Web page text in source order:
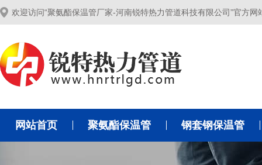
欢迎访问“聚氨酯保温管厂家-河南锐特热力管道科技有限公司”官方网
网站首页 聚氨酯保温管 钢套钢保温管